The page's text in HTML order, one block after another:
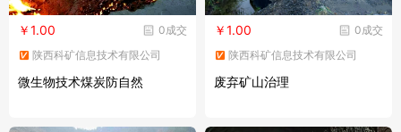
0成交
￥1.00
陕西科矿信息技术有限公司
微生物技术煤炭防自然
0成交
￥1.00
陕西科矿信息技术有限公司
废弃矿山治理